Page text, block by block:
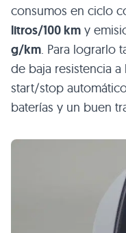
consumos en ciclo
litros/100 km y
g/km. Para lograrlo
de baja resistencia
start/stop
baterías y un buen